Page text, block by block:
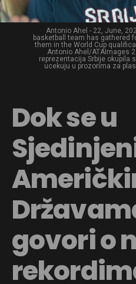
Antonio Ahel - 22, June,
basketball team has gathered
them in the World Cup
Antonio Ahel/ATAImages
reprezentacija Srbije okupila
ucekuju u prozorima za
Dok se u
govori o